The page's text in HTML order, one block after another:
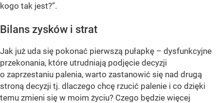
kogo tak jest?”.
Bilans zysków i strat
Jak już uda się pokonać pierwszą pułapkę – dysfunkcyjne
przekonania, które utrudniają podjęcie decyzji
o zaprzestaniu palenia, warto zastanowić się nad drugą
stroną decyzji tj. dlaczego chcę rzucić palenie i co dzięki
temu zmieni się w moim życiu? Czego będzie więcej